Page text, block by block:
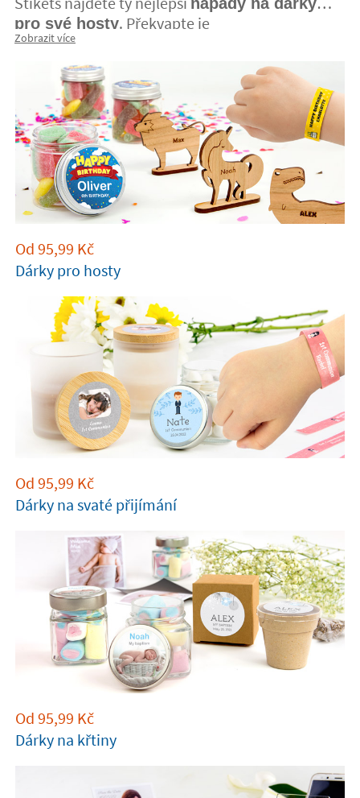
pro své hosty. Překvapte je
personalizovaným dárkem! Vaše oslava tak
bude nezapomenutelná.
Zobrazit více
Od 95,99 Kč
Dárky pro hosty
Od 95,99 Kč
Dárky na svaté přijímání
Od 95,99 Kč
Dárky na křtiny